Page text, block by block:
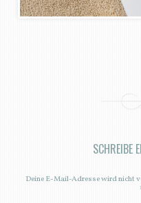
SCHREIBE
Deine E-Mail-Adresse wird nicht